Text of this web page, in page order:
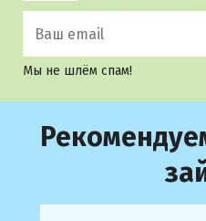
Мы не шлём спам!